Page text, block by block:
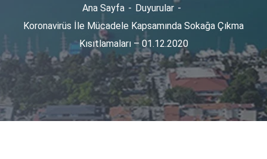
Ana Sayfa
Duyurular
Koronavirüs İle Mücadele Kapsamında Sokağa Çıkma
Kısıtlamaları – 01.12.2020